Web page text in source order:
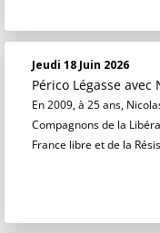
Jeudi 18 Juin 2026
Périco Légasse avec
En 2009, à 25 ans,
Compagnons de la
France libre et de la